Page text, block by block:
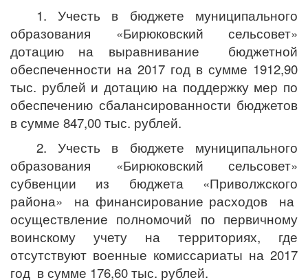
1. Учесть в бюджете муниципального
образования «Бирюковский сельсовет»
дотацию на выравнивание бюджетной
обеспеченности на 2017 год в сумме 1912,90
тыс. рублей и дотацию на поддержку мер по
обеспечению сбалансированности бюджетов
в сумме 847,00 тыс. рублей.
2. Учесть в бюджете муниципального
образования «Бирюковский сельсовет»
субвенции из бюджета «Приволжского
района» на финансирование расходов на
осуществление полномочий по первичному
воинскому учету на территориях, где
отсутствуют военные комиссариаты на 2017
год в сумме 176,60 тыс. рублей.